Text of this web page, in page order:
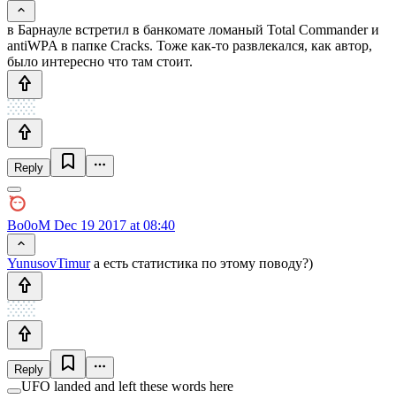
в Барнауле встретил в банкомате ломаный Total Commander и
antiWPA в папке Cracks. Тоже как-то развлекался, как автор,
было интересно что там стоит.
Reply
Bo0oM Dec 19 2017 at 08:40
YunusovTimurа есть статистика по этому поводу?)
Reply
UFO landed and left these words here